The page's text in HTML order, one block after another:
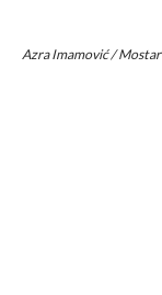
Azra Imamović / Mostar